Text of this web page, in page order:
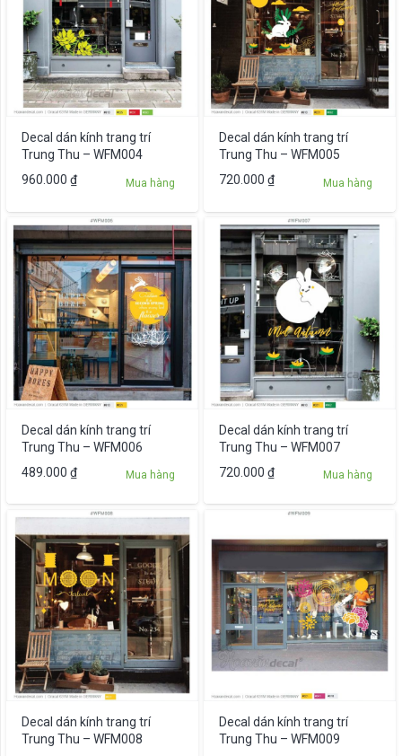
Decal dán kính trang trí
Trung Thu – WFM004
960.000 ₫ Mua hàng
Decal dán kính trang trí
Trung Thu – WFM005
720.000 ₫ Mua hàng
Decal dán kính trang trí
Trung Thu – WFM006
489.000 ₫ Mua hàng
Decal dán kính trang trí
Trung Thu – WFM007
720.000 ₫ Mua hàng
Decal dán kính trang trí
Trung Thu – WFM008
Decal dán kính trang trí
Trung Thu – WFM009